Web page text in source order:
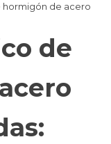
de acero
de